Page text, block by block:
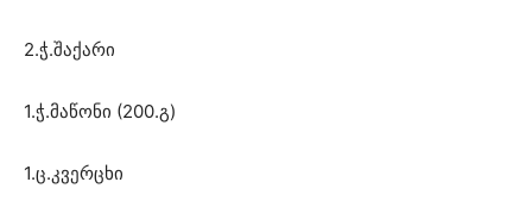
2.ჭ.შაქარი
1.ჭ.მაწონი (200.გ)
1.ც.კვერცხი